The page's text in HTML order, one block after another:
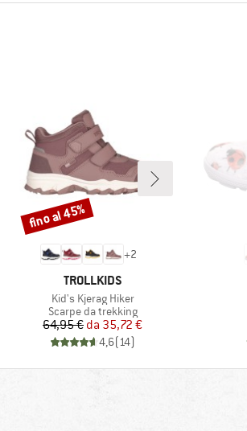
+2
MARCHIO
TROLLKIDS
Articolo
Kid's Kjerag Hiker
Gruppo di prodotti
Scarpe da trekking
Prezzo
64,95 € Prezzo ridotto
da 35,72 €
4,6(14)
Sconto
fino al 45%